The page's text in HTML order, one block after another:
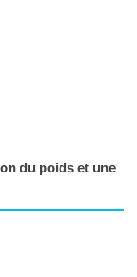
du poids et une